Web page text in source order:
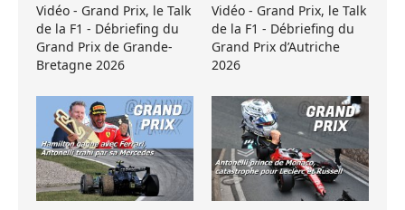
Vidéo - Grand Prix, le Talk
de la F1 - Débriefing du
Grand Prix de Grande-
Bretagne 2026
Vidéo - Grand Prix, le Talk
de la F1 - Débriefing du
Grand Prix d’Autriche
2026